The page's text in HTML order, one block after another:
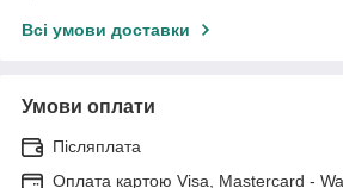
Всі умови доставки
Умови оплати
Післяплата
Оплата картою Visa, Mastercard -